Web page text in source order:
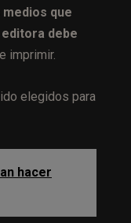
que
debe
imprimir.
elegidos para
hacer